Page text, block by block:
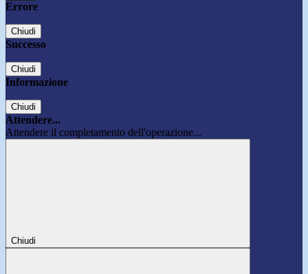
Errore
Chiudi
Successo
Chiudi
Informazione
Chiudi
Attendere...
Attendere il completamento dell'operazione...
Chiudi